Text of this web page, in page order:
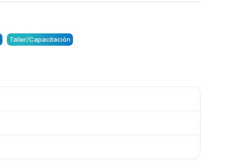
Taller/Capacitación